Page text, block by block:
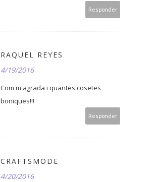
Responder
RAQUEL REYES
4/19/2016
Com m'agrada i quantes cosetes
boniques!!!
Responder
CRAFTSMODE
4/20/2016